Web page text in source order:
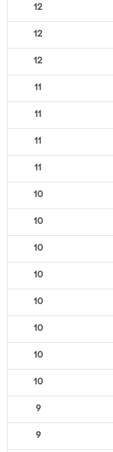
12
12
12
11
11
11
11
10
10
10
10
10
10
10
10
9
9